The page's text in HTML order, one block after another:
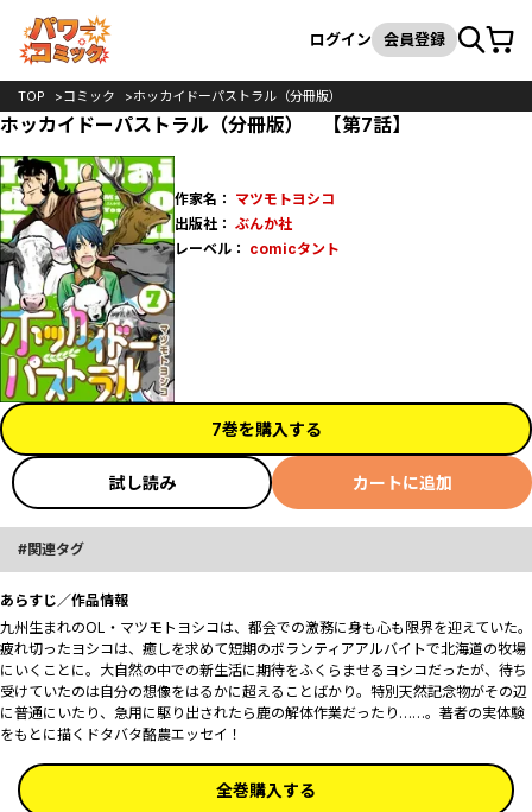
検索
ログイン 会員登録カート
TOP コミック ホッカイドーパストラル（分冊版）
ホッカイドーパストラル（分冊版） 【第7話】
作家名： マツモトヨシコ
出版社： ぶんか社
レーベル： comicタント
7巻を購入する
試し読み カートに追加
関連タグ
あらすじ／作品情報
九州生まれのOL・マツモトヨシコは、都会での激務に身も心も限界を迎えていた。
疲れ切ったヨシコは、癒しを求めて短期のボランティアアルバイトで北海道の牧場
にいくことに。大自然の中での新生活に期待をふくらませるヨシコだったが、待ち
受けていたのは自分の想像をはるかに超えることばかり。特別天然記念物がその辺
に普通にいたり、急用に駆り出されたら鹿の解体作業だったり……。著者の実体験
をもとに描くドタバタ酪農エッセイ！
全巻購入する